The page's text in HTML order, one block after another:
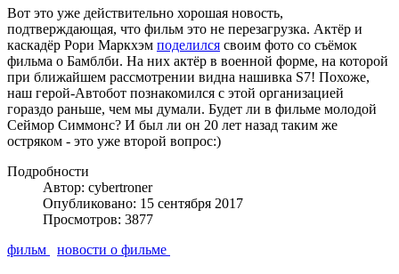
Вот это уже действительно хорошая новость,
подтверждающая, что фильм это не перезагрузка. Актёр и
каскадёр Рори Маркхэм поделился своим фото со съёмок
фильма о Бамблби. На них актёр в военной форме, на которой
при ближайшем рассмотрении видна нашивка S7! Похоже,
наш герой-Автобот познакомился с этой организацией
гораздо раньше, чем мы думали. Будет ли в фильме молодой
Сеймор Симмонс? И был ли он 20 лет назад таким же
остряком - это уже второй вопрос:)
Подробности
Автор: cybertroner
Опубликовано: 15 сентября 2017
Просмотров: 3877
фильм
новости о фильме